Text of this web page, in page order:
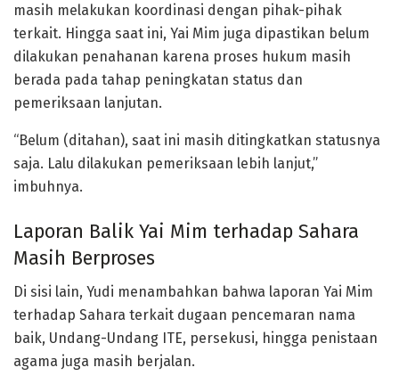
masih melakukan koordinasi dengan pihak-pihak
terkait. Hingga saat ini, Yai Mim juga dipastikan belum
dilakukan penahanan karena proses hukum masih
berada pada tahap peningkatan status dan
pemeriksaan lanjutan.
“Belum (ditahan), saat ini masih ditingkatkan statusnya
saja. Lalu dilakukan pemeriksaan lebih lanjut,”
imbuhnya.
Laporan Balik Yai Mim terhadap Sahara
Masih Berproses
Di sisi lain, Yudi menambahkan bahwa laporan Yai Mim
terhadap Sahara terkait dugaan pencemaran nama
baik, Undang-Undang ITE, persekusi, hingga penistaan
agama juga masih berjalan.